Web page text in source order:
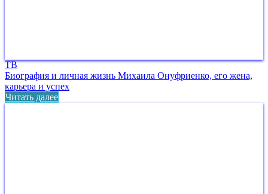
ТВ
Биография и личная жизнь Михаила Онуфриенко, его жена,
карьера и успех
Читать далее